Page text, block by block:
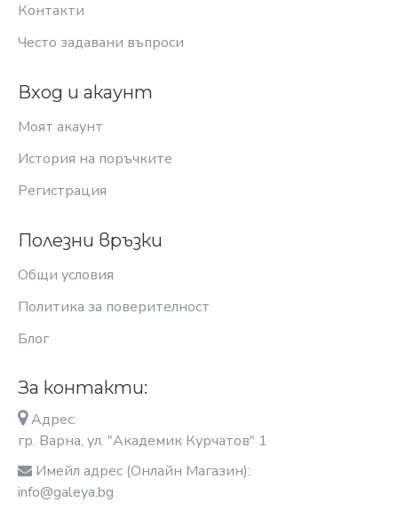
Контакти
Често задавани въпроси
Вход и акаунт
Моят акаунт
История на поръчките
Регистрация
Полезни връзки
Общи условия
Политика за поверителност
Блог
За контакти:
Адрес:
гр. Варна, ул. "Академик Курчатов" 1
Имейл адрес (Онлайн Магазин):
info@galeya.bg